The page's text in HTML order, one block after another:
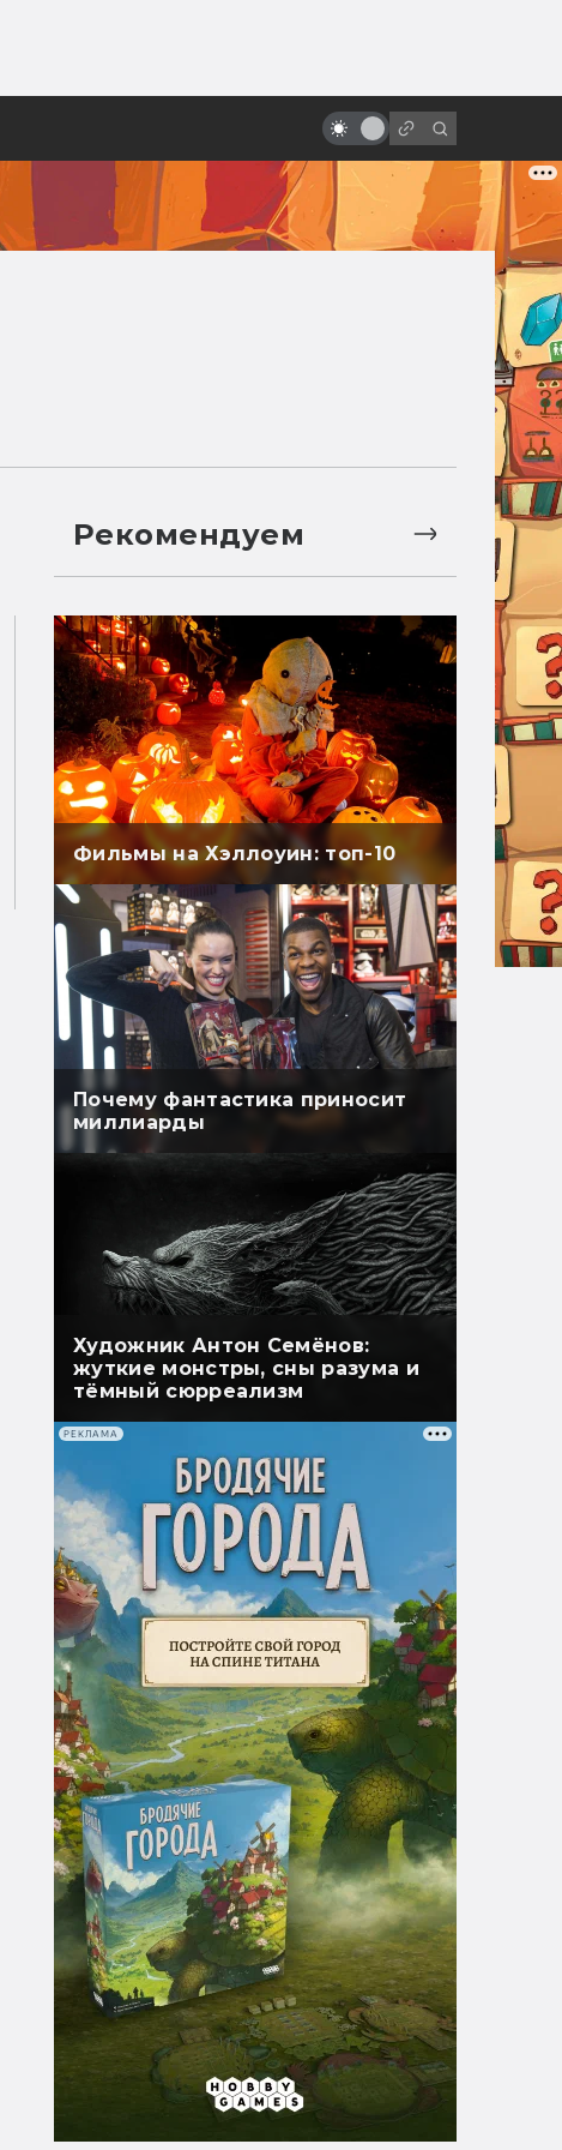
фанатов и от врагов
Рекомендуем
Фильмы на Хэллоуин: топ-10
Почему фантастика приносит
миллиарды
Художник Антон Семёнов:
жуткие монстры, сны разума и
тёмный сюрреализм
РЕКЛАМА